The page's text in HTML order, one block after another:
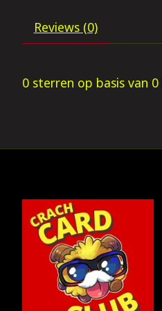
Reviews (0)
0 sterren op basis van 0